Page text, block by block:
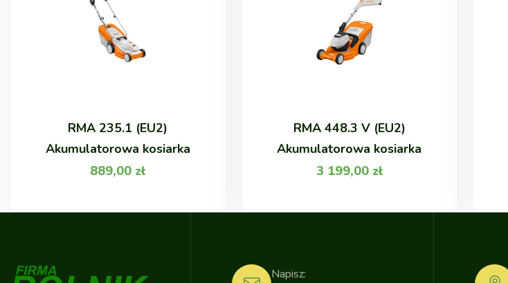
RMA 235.1 (EU2)
Akumulatorowa kosiarka
889,00 zł
RMA 448.3 V (EU2)
Akumulatorowa kosiarka
3 199,00 zł
Napisz: